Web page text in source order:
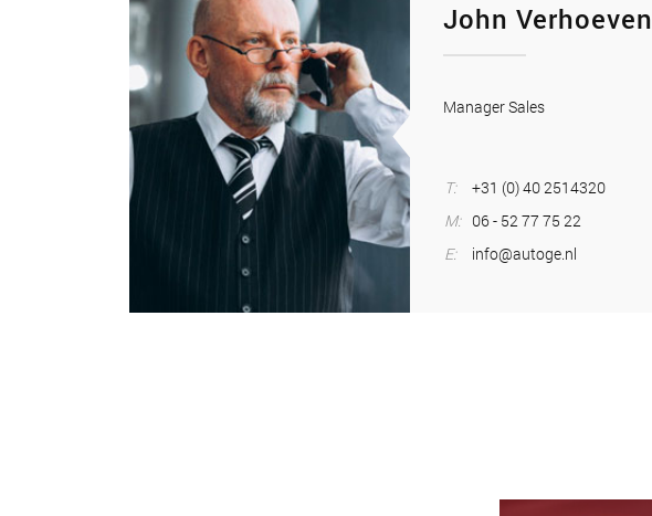
John Verhoeven
Manager Sales
T:
+31 (0) 40 2514320
M:
06 - 52 77 75 22
E:
info@autoge.nl